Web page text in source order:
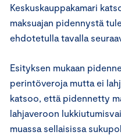
Keskuskauppakamari
maksuajan pidennystä
ehdotetulla tavalla
Esityksen mukaan
perintöveroja mutta ei
katsoo, että pidennetty
lahjaveroon
muassa sellaisissa